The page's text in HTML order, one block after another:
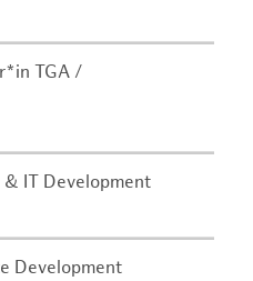
TGA /
IT Development
Development